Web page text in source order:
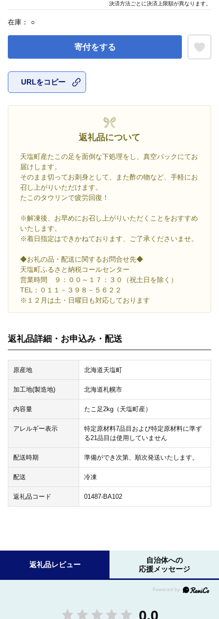
在庫： ○
寄付をする
URLをコピー
返礼品について
天塩町産たこの足を面倒な下処理をし、真空パックにてお
届けします。
そのまま切ってお刺身として、また酢の物など、手軽にお
召し上がりいただけます。
たこのタウリンで疲労回復！
※解凍後、お早めにお召し上がりいただくことをおすすめ
いたします。
※着日指定はできかねております、ご了承くださいませ。
◆お礼の品・配送に関するお問合せ先◆
天塩町ふるさと納税コールセンター
営業時間 ９：００～１７：３０（祝土日を除く）
TEL：０１１－３９８－５６２２
※１２月は土・日曜日も対応しております
返礼品詳細・お申込み・配送
原産地 北海道天塩町
加工地(製造地) 北海道札幌市
内容量 たこ足2kg（天塩町産）
アレルギー表示
特定原材料7品目および特定原材料に準ず
る21品目は使用していません
配送時期 準備ができ次第、順次発送いたします。
配送 冷凍
返礼品コード 01487-BA102
決済方法ごとに決済上限額が異なります。
返礼品レビュー
自治体への
応援メッセージ
0.0